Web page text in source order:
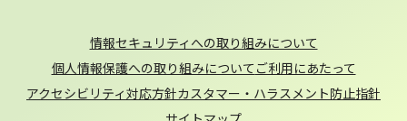
情報セキュリティへの取り組みについて
個人情報保護への取り組みについて ご利用にあたって
アクセシビリティ対応方針カスタマー・ハラスメント防止指針